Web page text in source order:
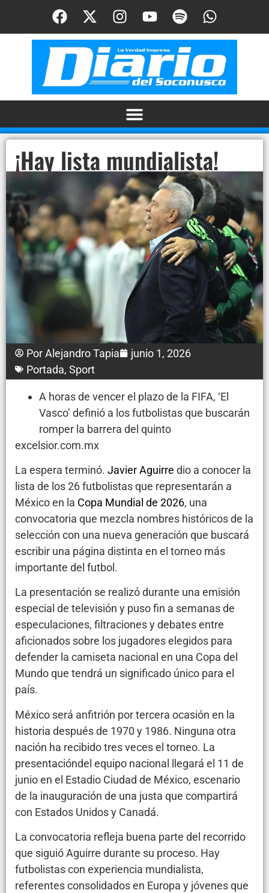
¡Hay lista mundialista!
PorAlejandro Tapia
junio 1, 2026
Portada, Sport
A horas de vencer el plazo de la FIFA, ‘El
Vasco’ definió a los futbolistas que buscarán
romper la barrera del quinto
excelsior.com.mx
La espera terminó. Javier Aguirre dio a conocer la
lista de los 26 futbolistas que representarán a
México en la Copa Mundial de 2026, una
convocatoria que mezcla nombres históricos de la
selección con una nueva generación que buscará
escribir una página distinta en el torneo más
importante del futbol.
La presentación se realizó durante una emisión
especial de televisión y puso fin a semanas de
especulaciones, filtraciones y debates entre
aficionados sobre los jugadores elegidos para
defender la camiseta nacional en una Copa del
Mundo que tendrá un significado único para el
país.
México será anfitrión por tercera ocasión en la
historia después de 1970 y 1986. Ninguna otra
nación ha recibido tres veces el torneo. La
presentacióndel equipo nacional llegará el 11 de
junio en el Estadio Ciudad de México, escenario
de la inauguración de una justa que compartirá
con Estados Unidos y Canadá.
La convocatoria refleja buena parte del recorrido
que siguió Aguirre durante su proceso. Hay
futbolistas con experiencia mundialista,
referentes consolidados en Europa y jóvenes que